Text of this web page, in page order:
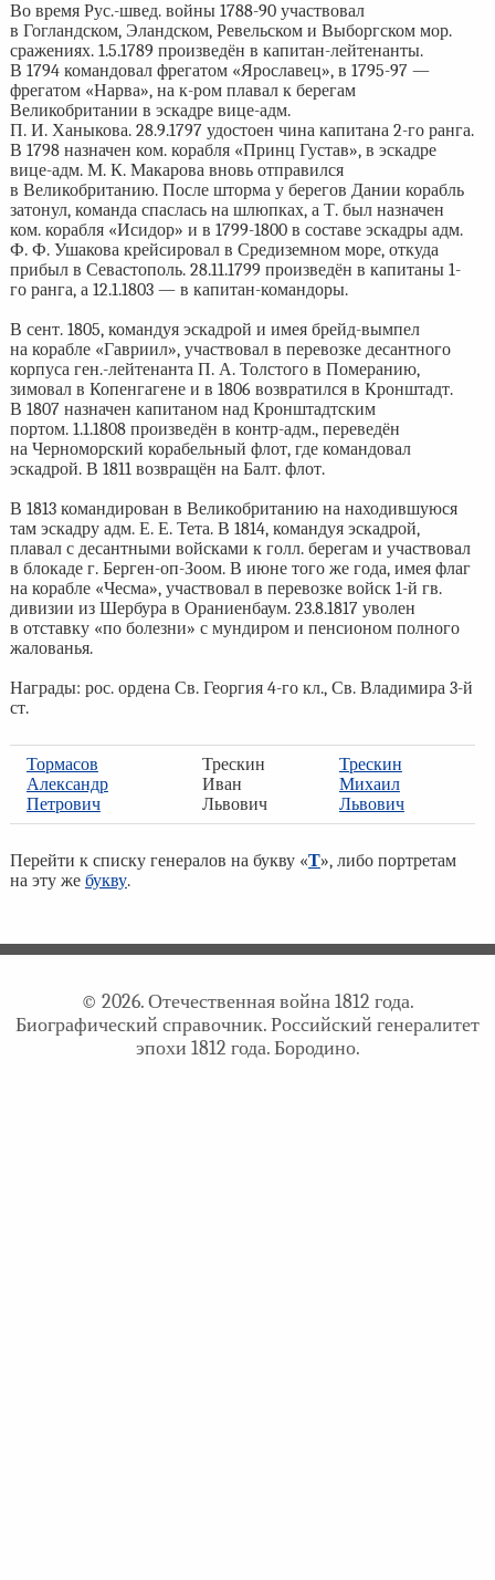
Во время Рус.-швед. войны 1788-90 участвовал
в Гогландском, Эландском, Ревельском и Выборгском мор.
сражениях. 1.5.1789 произведён в капитан-лейтенанты.
В 1794 командовал фрегатом «Ярославец», в 1795-97 —
фрегатом «Нарва», на к-ром плавал к берегам
Великобритании в эскадре вице-адм.
П. И. Ханыкова. 28.9.1797 удостоен чина капитана 2-го ранга.
В 1798 назначен ком. корабля «Принц Густав», в эскадре
вице-адм. М. К. Макарова вновь отправился
в Великобританию. После шторма у берегов Дании корабль
затонул, команда спаслась на шлюпках, а Т. был назначен
ком. корабля «Исидор» и в 1799-1800 в составе эскадры адм.
Ф. Ф. Ушакова крейсировал в Средиземном море, откуда
прибыл в Севастополь. 28.11.1799 произведён в капитаны 1-
го ранга, а 12.1.1803 — в капитан-командоры.
В сент. 1805, командуя эскадрой и имея брейд-вымпел
на корабле «Гавриил», участвовал в перевозке десантного
корпуса ген.-лейтенанта П. А. Толстого в Померанию,
зимовал в Копенгагене и в 1806 возвратился в Кронштадт.
В 1807 назначен капитаном над Кронштадтским
портом. 1.1.1808 произведён в контр-адм., переведён
на Черноморский корабельный флот, где командовал
эскадрой. В 1811 возвращён на Балт. флот.
В 1813 командирован в Великобританию на находившуюся
там эскадру адм. Е. Е. Тета. В 1814, командуя эскадрой,
плавал с десантными войсками к голл. берегам и участвовал
в блокаде г. Берген-оп-Зоом. В июне того же года, имея флаг
на корабле «Чесма», участвовал в перевозке войск 1-й гв.
дивизии из Шербура в Ораниенбаум. 23.8.1817 уволен
в отставку «по болезни» с мундиром и пенсионом полного
жалованья.
Награды: рос. ордена Св. Георгия 4-го кл., Св. Владимира 3-й
ст.
Тормасов
Александр
Петрович
Трескин
Иван
Львович
Трескин
Михаил
Львович
Перейти к списку генералов на букву «Т», либо портретам
на эту же букву.
© 2026. Отечественная война 1812 года.
Биографический справочник. Российский генералитет
эпохи 1812 года. Бородино.